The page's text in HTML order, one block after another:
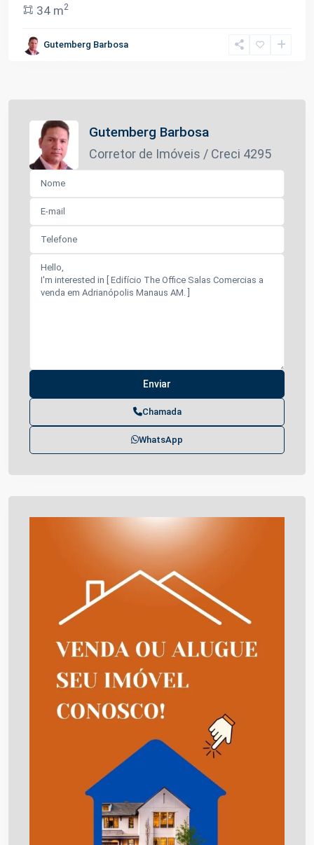
34 m2
Gutemberg Barbosa
Gutemberg Barbosa
Corretor de Imóveis / Creci 4295
Chamada
WhatsApp